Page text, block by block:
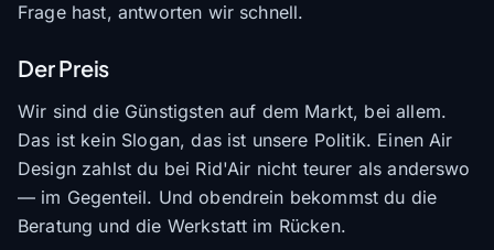
Frage hast, antworten wir schnell.
Der Preis
Wir sind die Günstigsten auf dem Markt, bei allem.
Das ist kein Slogan, das ist unsere Politik. Einen Air
Design zahlst du bei Rid'Air nicht teurer als anderswo
— im Gegenteil. Und obendrein bekommst du die
Beratung und die Werkstatt im Rücken.